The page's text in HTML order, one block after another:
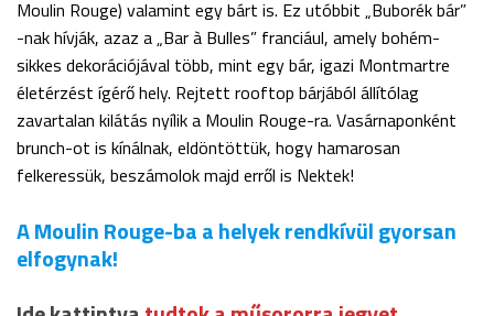
Moulin Rouge) valamint egy bárt is. Ez utóbbit „Buborék bár”
-nak hívják, azaz a „Bar à Bulles” franciául, amely bohém-
sikkes dekorációjával több, mint egy bár, igazi Montmartre
életérzést ígérő hely. Rejtett rooftop bárjából állítólag
zavartalan kilátás nyílik a Moulin Rouge-ra. Vasárnaponként
brunch-ot is kínálnak, eldöntöttük, hogy hamarosan
felkeressük, beszámolok majd erről is Nektek!
A Moulin Rouge-ba a helyek rendkívül gyorsan
elfogynak!